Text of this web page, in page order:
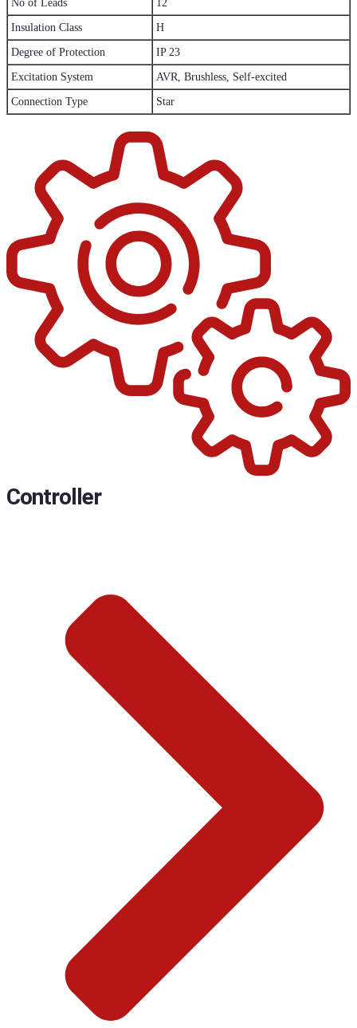
No of Leads 12
Insulation Class H
Degree of Protection IP 23
Excitation System AVR, Brushless, Self-excited
Connection Type Star
Controller